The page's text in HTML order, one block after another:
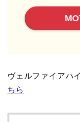
ヴェルファイアハ
ちら